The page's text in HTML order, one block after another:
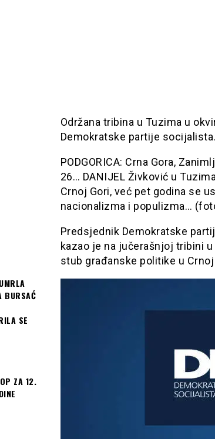
Održana tribina u Tuzima u
Demokratske partije
PODGORICA: Crna Gora,
26… DANIJEL Živković u
Crnoj Gori, već pet godina se
nacionalizma i populizma…
Predsjednik Demokratske
kazao je na jučerašnjoj tribini
stub građanske politike u Crnoj
BURSAĆ
SE
ZA 12.